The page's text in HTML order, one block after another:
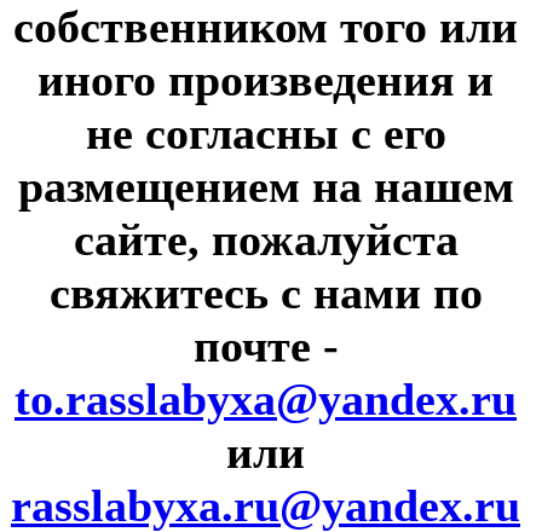
собственником того или
иного произведения и
не согласны с его
размещением на нашем
сайте, пожалуйста
свяжитесь с нами по
почте -
to.rasslabyxa@yandex.ru
или
rasslabyxa.ru@yandex.ru